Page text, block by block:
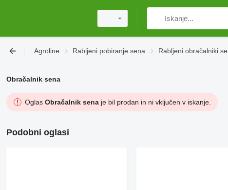
Agroline Rabljeni pobiranje sena Rabljeni obračalniki
Obračalnik sena
Oglas Obračalnik senaje bil prodan in ni vključen v iskanje.
Podobni oglasi